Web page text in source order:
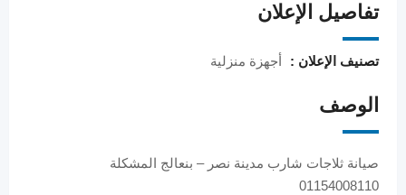
تفاصيل الإعلان
تصنيف الإعلان : أجهزة منزلية
الوصف
صيانة ثلاجات شارب مدينة نصر – بنعالج المشكلة
01154008110